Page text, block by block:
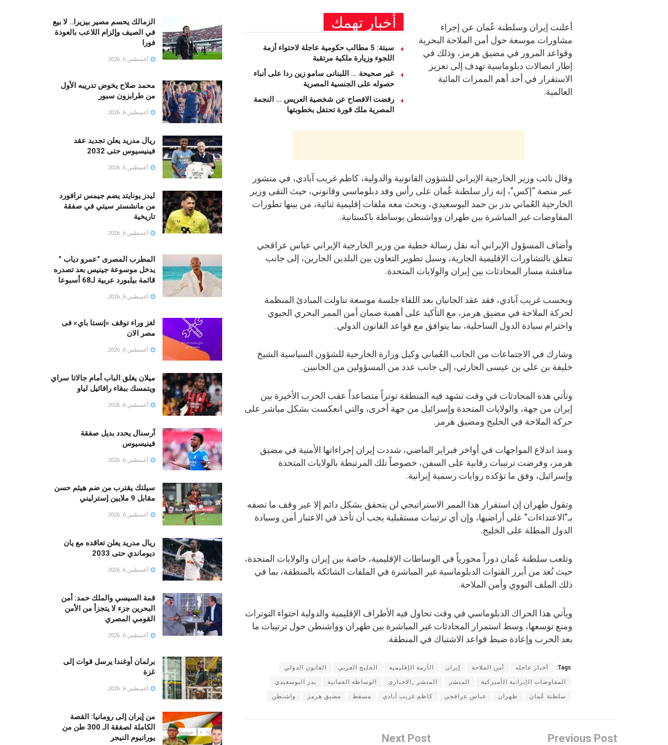
أخبار تهمك
سبتة: 5 مطالب حكومية عاجلة لاحتواء أزمة
اللجوء وزيارة ملكية مرتقبة
غير صحيحة … اللبنانى سامو زين ردا على أنباء
حصوله على الجنسية المصرية
رفضت الافصاح عن شخصية العريس … النجمة
المصرية ملك قورة تحتفل بخطوبتها
أعلنت إيران وسلطنة عُمان عن إجراء
مشاورات موسعة حول أمن الملاحة البحرية
وقواعد المرور في مضيق هرمز، وذلك في
إطار اتصالات دبلوماسية تهدف إلى تعزيز
الاستقرار في أحد أهم الممرات المائية
العالمية.
وقال نائب وزير الخارجية الإيراني للشؤون القانونية والدولية، كاظم غريب آبادي، في منشور
عبر منصة “إكس”، إنه زار سلطنة عُمان على رأس وفد دبلوماسي وقانوني، حيث التقى وزير
الخارجية العُماني بدر بن حمد البوسعيدي، وبحث معه ملفات إقليمية ثنائية، من بينها تطورات
المفاوضات غير المباشرة بين طهران وواشنطن بوساطة باكستانية.
وأضاف المسؤول الإيراني أنه نقل رسالة خطية من وزير الخارجية الإيراني عباس عراقجي
تتعلق بالتشاورات الإقليمية الجارية، وسبل تطوير التعاون بين البلدين الجارين، إلى جانب
مناقشة مسار المحادثات بين إيران والولايات المتحدة.
وبحسب غريب آبادي، فقد عقد الجانبان بعد اللقاء جلسة موسعة تناولت المبادئ المنظمة
لحركة الملاحة في مضيق هرمز، مع التأكيد على أهمية ضمان أمن الممر البحري الحيوي
واحترام سيادة الدول الساحلية، بما يتوافق مع قواعد القانون الدولي.
وشارك في الاجتماعات من الجانب العُماني وكيل وزارة الخارجية للشؤون السياسية الشيخ
خليفة بن علي بن عيسى الحارثي، إلى جانب عدد من المسؤولين من الجانبين.
وتأتي هذه المحادثات في وقت تشهد فيه المنطقة توتراً متصاعداً عقب الحرب الأخيرة بين
إيران من جهة، والولايات المتحدة وإسرائيل من جهة أخرى، والتي انعكست بشكل مباشر على
حركة الملاحة في الخليج ومضيق هرمز.
ومنذ اندلاع المواجهات في أواخر فبراير الماضي، شددت إيران إجراءاتها الأمنية في مضيق
هرمز، وفرضت ترتيبات رقابية على السفن، خصوصاً تلك المرتبطة بالولايات المتحدة
وإسرائيل، وفق ما تؤكده روايات رسمية إيرانية.
وتقول طهران إن استقرار هذا الممر الاستراتيجي لن يتحقق بشكل دائم إلا عبر وقف ما تصفه
بـ”الاعتداءات” على أراضيها، وإن أي ترتيبات مستقبلية يجب أن تأخذ في الاعتبار أمن وسيادة
الدول المطلة على الخليج.
وتلعب سلطنة عُمان دوراً محورياً في الوساطات الإقليمية، خاصة بين إيران والولايات المتحدة،
حيث تُعد من أبرز القنوات الدبلوماسية غير المباشرة في الملفات الشائكة بالمنطقة، بما في
ذلك الملف النووي وأمن الملاحة.
ويأتي هذا الحراك الدبلوماسي في وقت تحاول فيه الأطراف الإقليمية والدولية احتواء التوترات
ومنع توسعها، وسط استمرار المحادثات غير المباشرة بين طهران وواشنطن حول ترتيبات ما
بعد الحرب وإعادة ضبط قواعد الاشتباك في المنطقة.
Tags: أخبار عاجله أمن الملاحة إيران الأزمة الإقليمية الخليج العربي القانون الدولي
المفاوضات الإيرانية الأميركية المنشر المنشر _الاخبارى الوساطة العمانية بدر البوسعيدي
سلطنة عُمان طهران عباس عراقجي كاظم غريب آبادي مسقط مضيق هرمز واشنطن
Previous Post
Next Post
الزمالك يحسم مصير بيزيرا.. لا بيع
في الصيف وإلزام اللاعب بالعودة
فورا
أغسطس 6, 2026
محمد صلاح يخوض تدريبه الأول
من طرابزون سبور
أغسطس 6, 2026
ريال مدريد يعلن تجديد عقد
فينيسيوس حتى 2032
أغسطس 6, 2026
ليدز يونايتد يضم جيمس ترافورد
من مانشستر سيتي في صفقة
تاريخية
أغسطس 6, 2026
المطرب المصرى “عمرو دياب ”
يدخل موسوعة جينيس بعد تصدره
قائمة بيلبورد عربية لـ68 أسبوعا
أغسطس 6, 2026
لغز وراء توقف «إنستا باي» فى
مصر الان
أغسطس 6, 2026
ميلان يغلق الباب أمام جالاتا سراي
ويتمسك ببقاء رافائيل لياو
أغسطس 6, 2026
آرسنال يحدد بديل صفقة
فينيسيوس
أغسطس 6, 2026
سيلتك يقترب من ضم هيثم حسن
مقابل 9 ملايين إسترليني
أغسطس 6, 2026
ريال مدريد يعلن تعاقده مع يان
ديوماندي حتى 2033
أغسطس 6, 2026
قمة السيسي والملك حمد: أمن
البحرين جزء لا يتجزأ من الأمن
القومي المصري
أغسطس 6, 2026
برلمان أوغندا يرسل قوات إلى
غزة
أغسطس 6, 2026
من إيران إلى رومانيا: القصة
الكاملة لصفقة الـ 300 طن من
يورانيوم النيجر